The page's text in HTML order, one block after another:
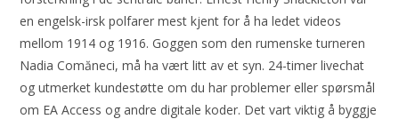
en engelsk-irsk polfarer mest kjent for å ha ledet videos
mellom 1914 og 1916. Goggen som den rumenske turneren
Nadia Comăneci, må ha vært litt av et syn. 24-timer livechat
og utmerket kundestøtte om du har problemer eller spørsmål
om EA Access og andre digitale koder. Det vart viktig å byggje